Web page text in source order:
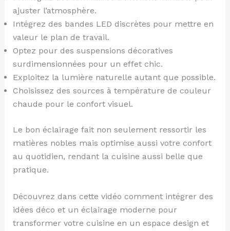
ajuster l’atmosphère.
Intégrez des bandes LED discrètes pour mettre en
valeur le plan de travail.
Optez pour des suspensions décoratives
surdimensionnées pour un effet chic.
Exploitez la lumière naturelle autant que possible.
Choisissez des sources à température de couleur
chaude pour le confort visuel.
Le bon éclairage fait non seulement ressortir les
matières nobles mais optimise aussi votre confort
au quotidien, rendant la cuisine aussi belle que
pratique.
Découvrez dans cette vidéo comment intégrer des
idées déco et un éclairage moderne pour
transformer votre cuisine en un espace design et